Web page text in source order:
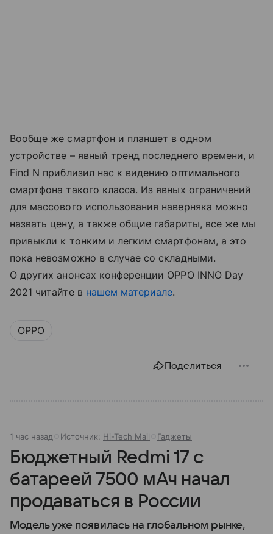
Вообще же смартфон и планшет в одном
устройстве – явный тренд последнего времени, и
Find N приблизил нас к видению оптимального
смартфона такого класса. Из явных ограничений
для массового использования наверняка можно
назвать цену, а также общие габариты, все же мы
привыкли к тонким и легким смартфонам, а это
пока невозможно в случае со складными.
О других анонсах конференции OPPO INNO Day
2021 читайте в нашем материале.
OPPO
Поделиться
1 час назад Источник: Hi-Tech Mail Гаджеты
Бюджетный Redmi 17 с
батареей 7500 мАч начал
продаваться в России
Модель уже появилась на глобальном рынке,